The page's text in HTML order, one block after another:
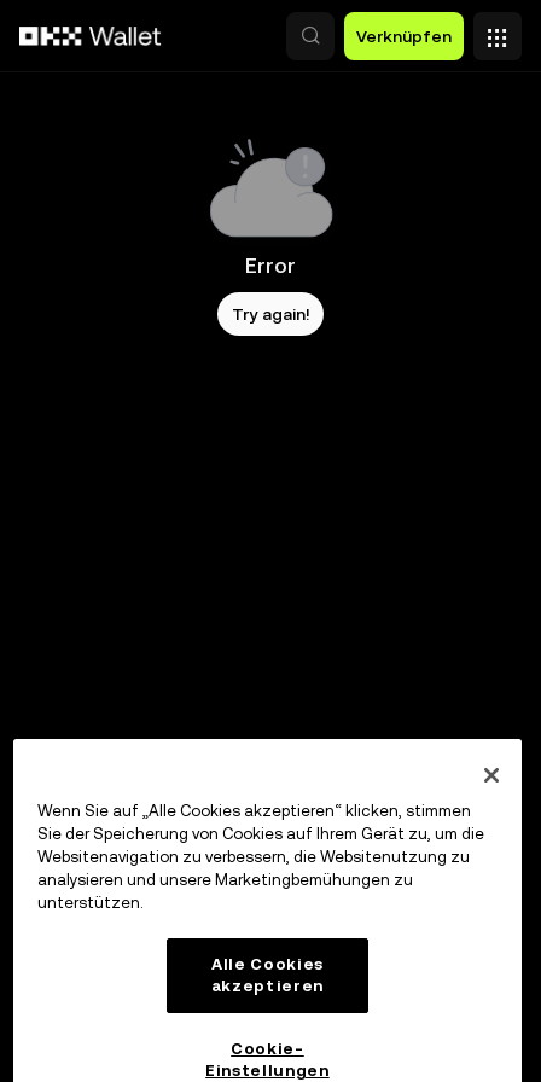
Verknüpfen
Error
Try again!
Wenn Sie auf „Alle Cookies akzeptieren“ klicken, stimmen
Sie der Speicherung von Cookies auf Ihrem Gerät zu, um die
Websitenavigation zu verbessern, die Websitenutzung zu
analysieren und unsere Marketingbemühungen zu
unterstützen.
Alle Cookies
akzeptieren
Cookie-
Einstellungen